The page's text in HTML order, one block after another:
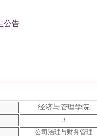
公告
经济与管理学院
3
公司治理与财务管理